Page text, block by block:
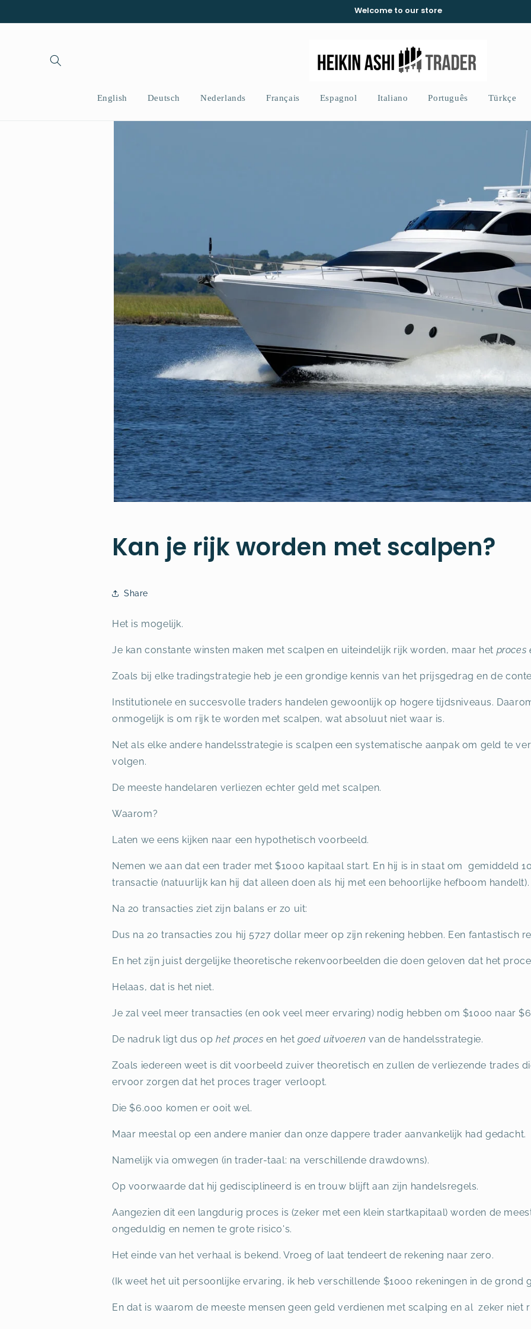
Welcome to our store
English Deutsch Nederlands Français Espagnol Italiano Português Türkçe
Kan je rijk worden met scalpen?
Share
Het is mogelijk.
Je kan constante winsten maken met scalpen en uiteindelijk rijk worden, maar het proces
Zoals bij elke tradingstrategie heb je een grondige kennis van het prijsgedrag en de
Institutionele en succesvolle traders handelen gewoonlijk op hogere tijdsniveaus.
onmogelijk is om rijk te worden met scalpen, wat absoluut niet waar is.
Net als elke andere handelsstrategie is scalpen een systematische aanpak om geld te
volgen.
De meeste handelaren verliezen echter geld met scalpen.
Waarom?
Laten we eens kijken naar een hypothetisch voorbeeld.
Nemen we aan dat een trader met $1000 kapitaal start. En hij is in staat om gemiddeld
transactie (natuurlijk kan hij dat alleen doen als hij met een behoorlijke hefboom handelt).
Na 20 transacties ziet zijn balans er zo uit:
Dus na 20 transacties zou hij 5727 dollar meer op zijn rekening hebben. Een fantastisch
En het zijn juist dergelijke theoretische rekenvoorbeelden die doen geloven dat het
Helaas, dat is het niet.
Je zal veel meer transacties (en ook veel meer ervaring) nodig hebben om $1000 naar
De nadruk ligt dus ophet proces en hetgoed uitvoeren van de handelsstrategie.
Zoals iedereen weet is dit voorbeeld zuiver theoretisch en zullen de verliezende trades
ervoor zorgen dat het proces trager verloopt.
Die $6.000 komen er ooit wel.
Maar meestal op een andere manier dan onze dappere trader aanvankelijk had gedacht.
Namelijk via omwegen (in trader-taal: na verschillende drawdowns).
Op voorwaarde dat hij gedisciplineerd is en trouw blijft aan zijn handelsregels.
Aangezien dit een langdurig proces is (zeker met een klein startkapitaal) worden de
ongeduldig en nemen te grote risico's.
Het einde van het verhaal is bekend. Vroeg of laat tendeert de rekening naar zero.
(Ik weet het uit persoonlijke ervaring, ik heb verschillende $1000 rekeningen in de grond
En dat is waarom de meeste mensen geen geld verdienen met scalping en al zeker niet